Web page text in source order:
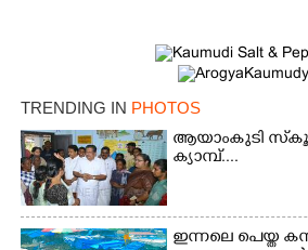
TRENDING IN PHOTOS
ആയാംകുടി
ക്യാമ്പ്....
ഇന്നലെ പെയ്ത